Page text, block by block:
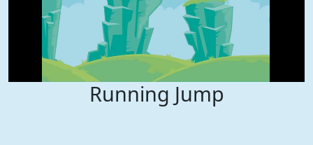
Running Jump